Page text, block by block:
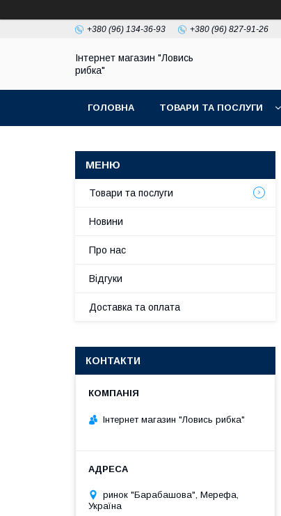
+380 (96) 134-36-93 +380 (96) 827-91-26
Інтернет магазин "Ловись
рибка"
ГОЛОВНА ТОВАРИ ТА ПОСЛУГИ
Товари та послуги
Новини
Про нас
Відгуки
Доставка та оплата
КОНТАКТИ
Інтернет магазин "Ловись рибка"
ринок "Барабашова", Мерефа,
Україна